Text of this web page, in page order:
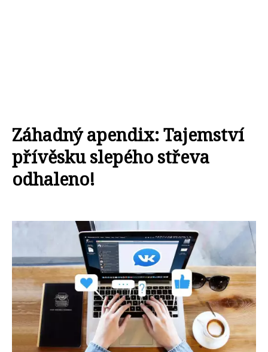
Záhadný apendix: Tajemství
přívěsku slepého střeva
odhaleno!